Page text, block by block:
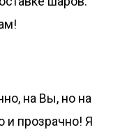
на Вы, но на
и прозрачно! Я